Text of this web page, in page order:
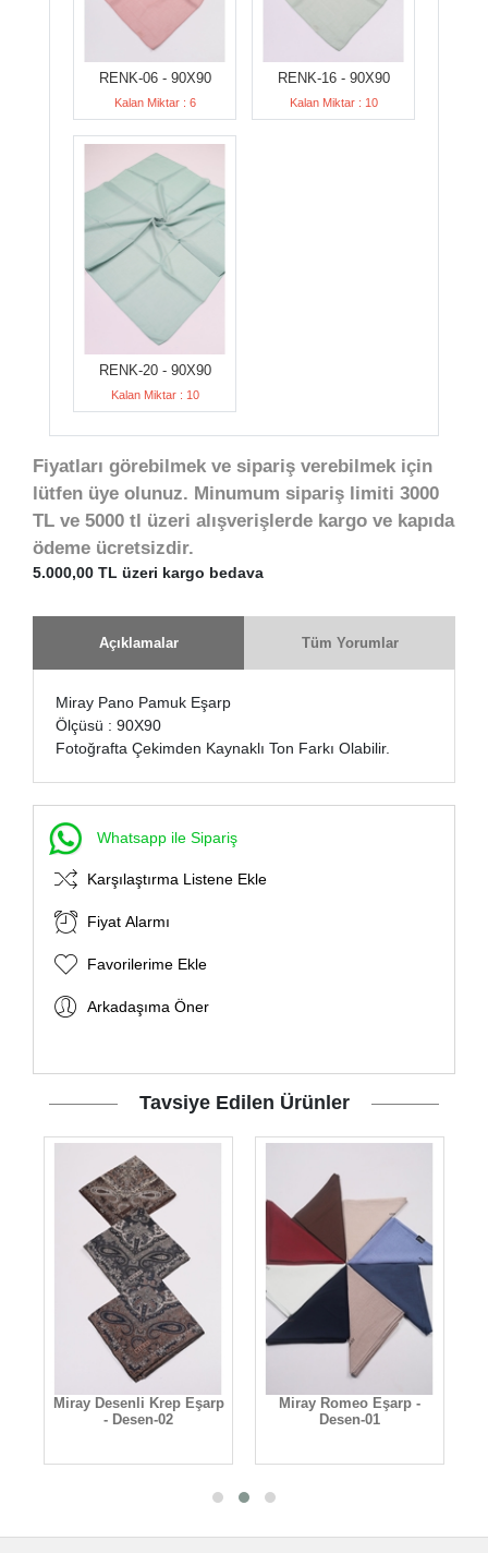
RENK-06 - 90X90
Kalan Miktar : 6
RENK-16 - 90X90
Kalan Miktar : 10
RENK-20 - 90X90
Kalan Miktar : 10
Fiyatları görebilmek ve sipariş verebilmek için
lütfen üye olunuz. Minumum sipariş limiti 3000
TL ve 5000 tl üzeri alışverişlerde kargo ve kapıda
ödeme ücretsizdir.
5.000,00 TL üzeri kargo bedava
Açıklamalar Tüm Yorumlar
Miray Pano Pamuk Eşarp
Ölçüsü : 90X90
Fotoğrafta Çekimden Kaynaklı Ton Farkı Olabilir.
Whatsapp ile Sipariş
Karşılaştırma Listene Ekle
Fiyat Alarmı
Favorilerime Ekle
Arkadaşıma Öner
Tavsiye Edilen Ürünler
Miray Desenli Krep Eşarp
- Desen-02
Miray Romeo Eşarp -
Desen-01